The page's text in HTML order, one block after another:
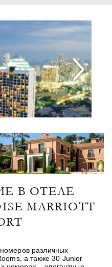
В ОТЕЛЕ
MARRIOTT
различных
а также 30 Junior